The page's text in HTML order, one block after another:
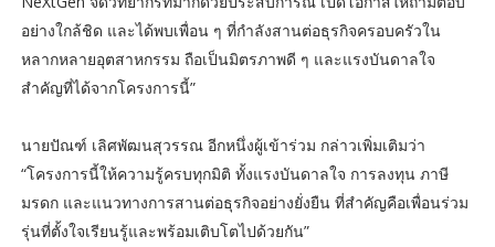
อย่างใกล้ชิด และได้พบเพื่อน ๆ ที่กำลังสานต่อธุรกิจครอบครัวใน
หลากหลายอุตสาหกรรม ถือเป็นมิตรภาพดี ๆ และแรงบันดาลใจ
สำคัญที่ได้จากโครงการนี้”
นายปัณฑ์ เลิศพัฒนสุวรรณ อีกหนึ่งผู้เข้าร่วม กล่าวเพิ่มเติมว่า
“โครงการนี้ให้ความรู้ครบทุกมิติ ทั้งแรงบันดาลใจ การลงทุน ภาษี
มรดก และแนวทางการสานต่อธุรกิจอย่างยั่งยืน ที่สำคัญคือเพื่อนร่วม
รุ่นที่ตั้งใจเรียนรู้และพร้อมเติบโตไปด้วยกัน”